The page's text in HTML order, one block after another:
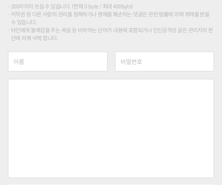
200자까지 쓰실 수 있습니다. (현재 0 byte / 최대 400byte)
저작권 등 다른 사람의 권리를 침해하거나 명예를 훼손하는 댓글은 관련 법률에 의해 제재를 받을
수 있습니다.
타인에게 불쾌감을 주는 욕설 등 비하하는 단어가 내용에 포함되거나 인신공격성 글은 관리자의 판
단에 의해 삭제 합니다.